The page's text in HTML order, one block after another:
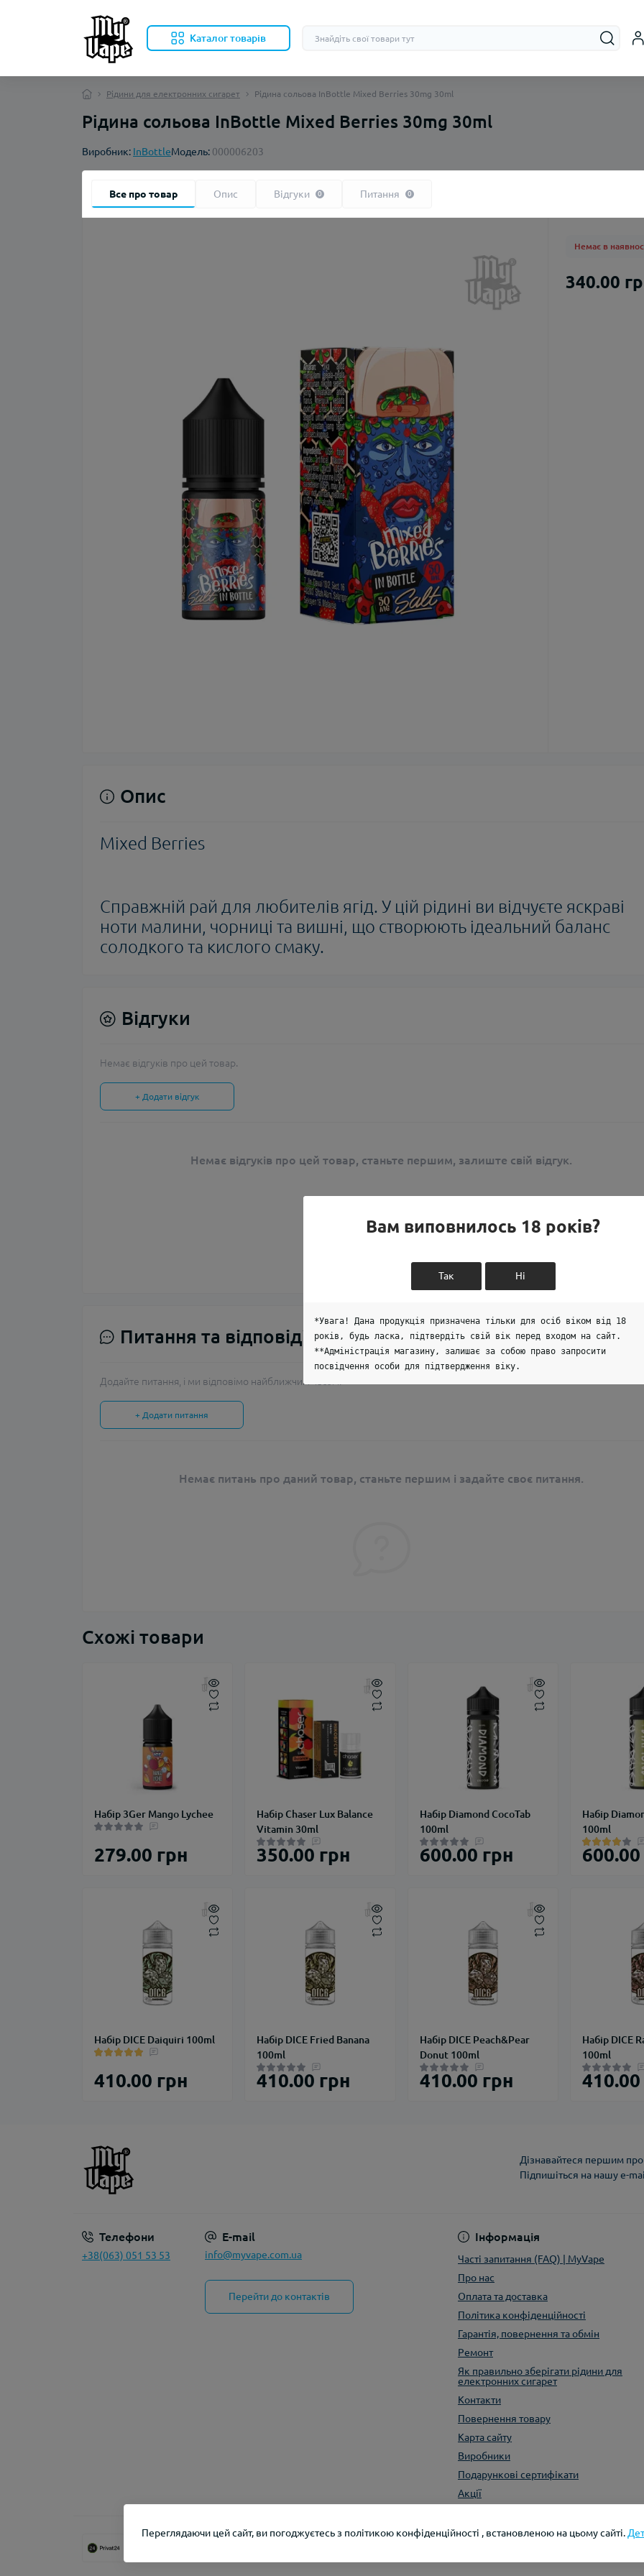
Каталог товарів
Рідини для електронних сигарет Рідина сольова InBottle Mixed Berries 30mg 30ml
Рідина сольова InBottle Mixed Berries 30mg 30ml
Виробник: InBottleМодель: 000006203
Все про товар Опис Відгуки 0 Питання 0
Немає в
340.00
Опис
Mixed Berries
Справжній рай для любителів ягід. У цій рідині ви відчуєте яскраві
ноти малини, чорниці та вишні, що створюють ідеальний баланс
солодкого та кислого смаку.
Відгуки
Немає відгуків про цей товар.
+ Додати відгук
Немає відгуків про цей товар, станьте першим, залиште свій відгук.
Питання та відповіді
Додайте питання, і ми відповімо найближчим часом.
+ Додати питання
Немає питань про даний товар, станьте першим і задайте своє питання.
Схожі товари
Набір 3Ger Mango Lychee
279.00 грн
Набір Chaser Lux Balance
Vitamin 30ml
350.00 грн
Набір Diamond CocoTab
100ml
600.00 грн
Набір
100ml
600.00
Набір DICE Daiquiri 100ml
410.00 грн
Набір DICE Fried Banana
100ml
410.00 грн
Набір DICE Peach&Pear
Donut 100ml
410.00 грн
Набір DICE
100ml
410.00
Дізнавайтеся першим про
Підпишіться на нашу e-
Телефони
+38(063) 051 53 53
E-mail
info@myvape.com.ua
Перейти до контактів
Інформація
Часті запитання (FAQ) | MyVape
Про нас
Оплата та доставка
Політика конфіденційності
Гарантія, повернення та обмін
Ремонт
Як правильно зберігати рідини для
електронних сигарет
Контакти
Повернення товару
Карта сайту
Виробники
Подарункові сертифікати
Акції
Розробка та
Переглядаючи цей сайт, ви погоджуєтесь з політикою конфіденційності , встановленою на цьому сайті.
Вам виповнилось 18 років?
Так Ні
*Увага! Дана продукція призначена тільки для осіб віком від 18
років, будь ласка, підтвердіть свій вік перед входом на сайт.
**Адміністрація магазину, залишає за собою право запросити
посвідчення особи для підтвердження віку.